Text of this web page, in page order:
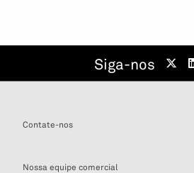
Siga-nos
Contate-nos
Nossa equipe comercial